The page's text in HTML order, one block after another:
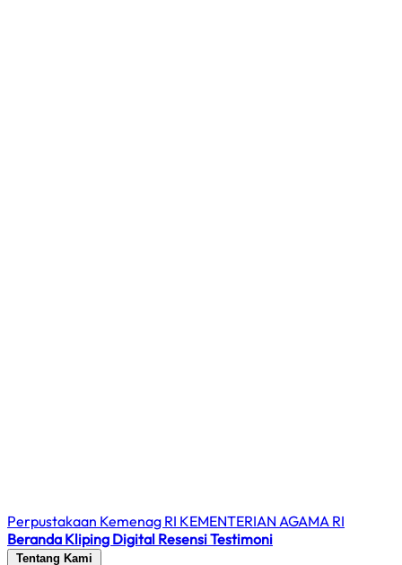
Perpustakaan Kemenag RI KEMENTERIAN AGAMA RI
Beranda Kliping Digital ResensiTestimoni
Tentang Kami